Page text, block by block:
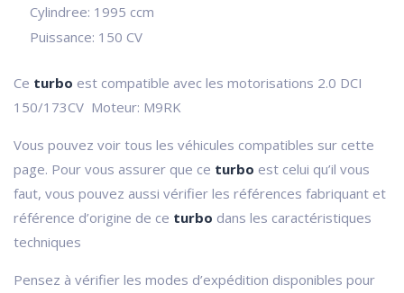
Cylindree: 1995 ccm
Puissance: 150 CV
Ce turbo est compatible avec les motorisations 2.0 DCI
150/173CV Moteur: M9RK
Vous pouvez voir tous les véhicules compatibles sur cette
page. Pour vous assurer que ce turbo est celui qu’il vous
faut, vous pouvez aussi vérifier les références fabriquant et
référence d’origine de ce turbo dans les caractéristiques
techniques
Pensez à vérifier les modes d’expédition disponibles pour